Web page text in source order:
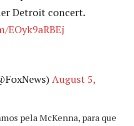
Detroit concert.
EOyk9aRBEj
August 5,
pela McKenna, para que